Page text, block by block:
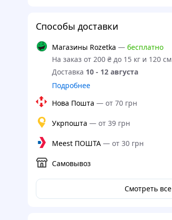
Способы доставки
Магазины Rozetka — бесплатно
На заказ от 200 ₴ до 15 кг и 120 см
Доставка 10 - 12 августа
Подробнее
Нова Пошта — от 70 грн
Укрпошта — от 39 грн
Meest ПОШТА— от 30 грн
Самовывоз
Смотреть все